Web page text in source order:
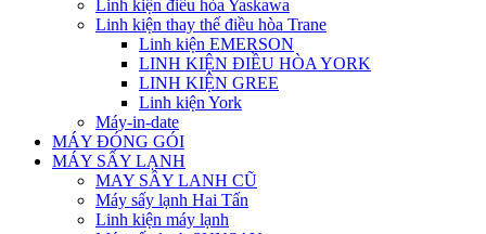
Linh kiện điều hòa Yaskawa
Linh kiện thay thế điều hòa Trane
Linh kiện EMERSON
LINH KIỆN ĐIỀU HÒA YORK
LINH KIỆN GREE
Linh kiện York
Máy-in-date
MÁY ĐÓNG GÓI
MÁY SẤY LẠNH
MAY SÂY LANH CŨ
Máy sấy lạnh Hai Tấn
Linh kiện máy lạnh